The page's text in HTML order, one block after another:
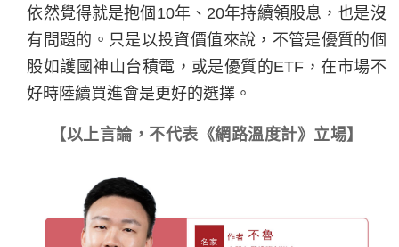
依然覺得就是抱個10年、20年持續領股息，也是沒
有問題的。只是以投資價值來說，不管是優質的個
股如護國神山台積電，或是優質的ETF，在市場不
好時陸續買進會是更好的選擇。
【以上言論，不代表《網路溫度計》立場】